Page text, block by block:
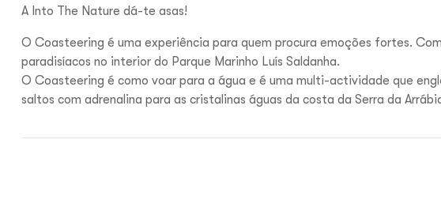
A Into The Nature dá-te asas!
O Coasteering é uma experiência para quem procura emoções fortes.
paradisíacos no interior do Parque Marinho Luís Saldanha.
O Coasteering é como voar para a água e é uma multi-actividade que
saltos com adrenalina para as cristalinas águas da costa da Serra da